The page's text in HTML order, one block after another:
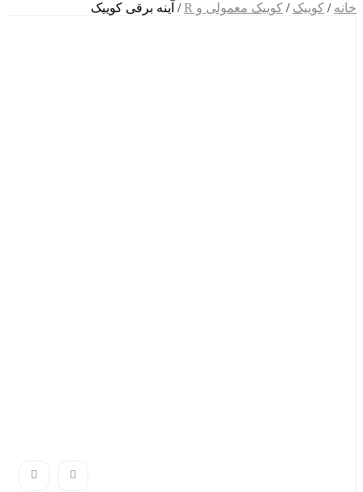
خانه / کوییک / کوییک معمولی و R / آینه برقی کوییک